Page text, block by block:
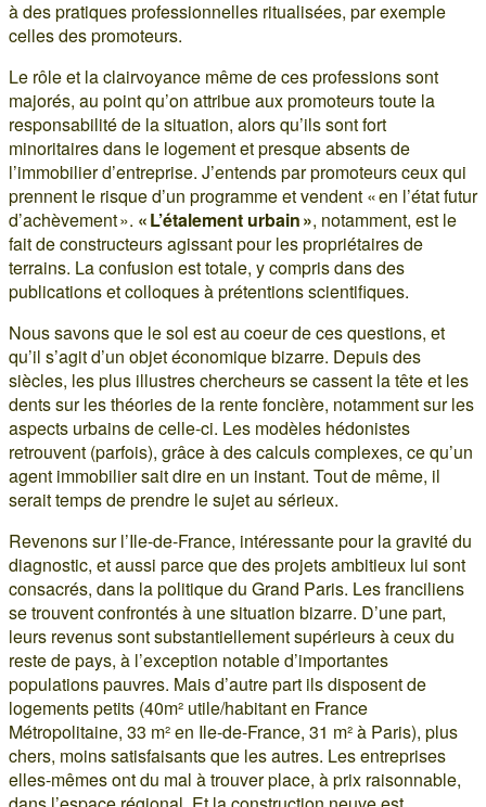
à des pratiques professionnelles ritualisées, par exemple
celles des promoteurs.
Le rôle et la clairvoyance même de ces professions sont
majorés, au point qu’on attribue aux promoteurs toute la
responsabilité de la situation, alors qu’ils sont fort
minoritaires dans le logement et presque absents de
l’immobilier d’entreprise. J’entends par promoteurs ceux qui
prennent le risque d’un programme et vendent « en l’état futur
d’achèvement ». « L’étalement urbain », notamment, est le
fait de constructeurs agissant pour les propriétaires de
terrains. La confusion est totale, y compris dans des
publications et colloques à prétentions scientifiques.
Nous savons que le sol est au coeur de ces questions, et
qu’il s’agit d’un objet économique bizarre. Depuis des
siècles, les plus illustres chercheurs se cassent la tête et les
dents sur les théories de la rente foncière, notamment sur les
aspects urbains de celle-ci. Les modèles hédonistes
retrouvent (parfois), grâce à des calculs complexes, ce qu’un
agent immobilier sait dire en un instant. Tout de même, il
serait temps de prendre le sujet au sérieux.
Revenons sur l’Ile-de-France, intéressante pour la gravité du
diagnostic, et aussi parce que des projets ambitieux lui sont
consacrés, dans la politique du Grand Paris. Les franciliens
se trouvent confrontés à une situation bizarre. D’une part,
leurs revenus sont substantiellement supérieurs à ceux du
reste de pays, à l’exception notable d’importantes
populations pauvres. Mais d’autre part ils disposent de
logements petits (40m² utile/habitant en France
Métropolitaine, 33 m² en Ile-de-France, 31 m² à Paris), plus
chers, moins satisfaisants que les autres. Les entreprises
elles-mêmes ont du mal à trouver place, à prix raisonnable,